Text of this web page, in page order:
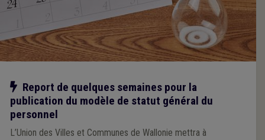
Notre action
Report de quelques semaines pour la
publication du modèle de statut général du
personnel
L’Union des Villes et Communes de Wallonie mettra à